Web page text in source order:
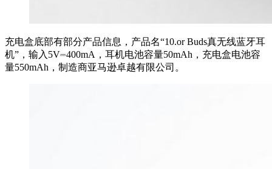
充电盒底部有部分产品信息，产品名“10.or Buds真无线蓝牙耳
机”，输入5V⎓400mA，耳机电池容量50mAh，充电盒电池容
量550mAh，制造商亚马逊卓越有限公司。